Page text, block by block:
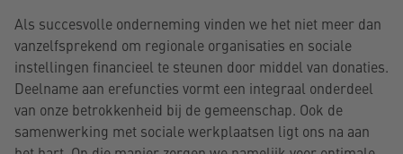
Als succesvolle onderneming vinden we het niet meer dan
vanzelfsprekend om regionale organisaties en sociale
instellingen financieel te steunen door middel van donaties.
Deelname aan erefuncties vormt een integraal onderdeel
van onze betrokkenheid bij de gemeenschap. Ook de
samenwerking met sociale werkplaatsen ligt ons na aan